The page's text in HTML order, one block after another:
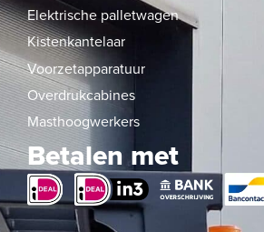
Elektrische palletwagen
Kistenkantelaar
Voorzetapparatuur
Overdrukcabines
Masthoogwerkers
Betalen met